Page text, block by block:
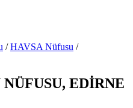
/ HAVSA Nüfusu /
EDİRNE